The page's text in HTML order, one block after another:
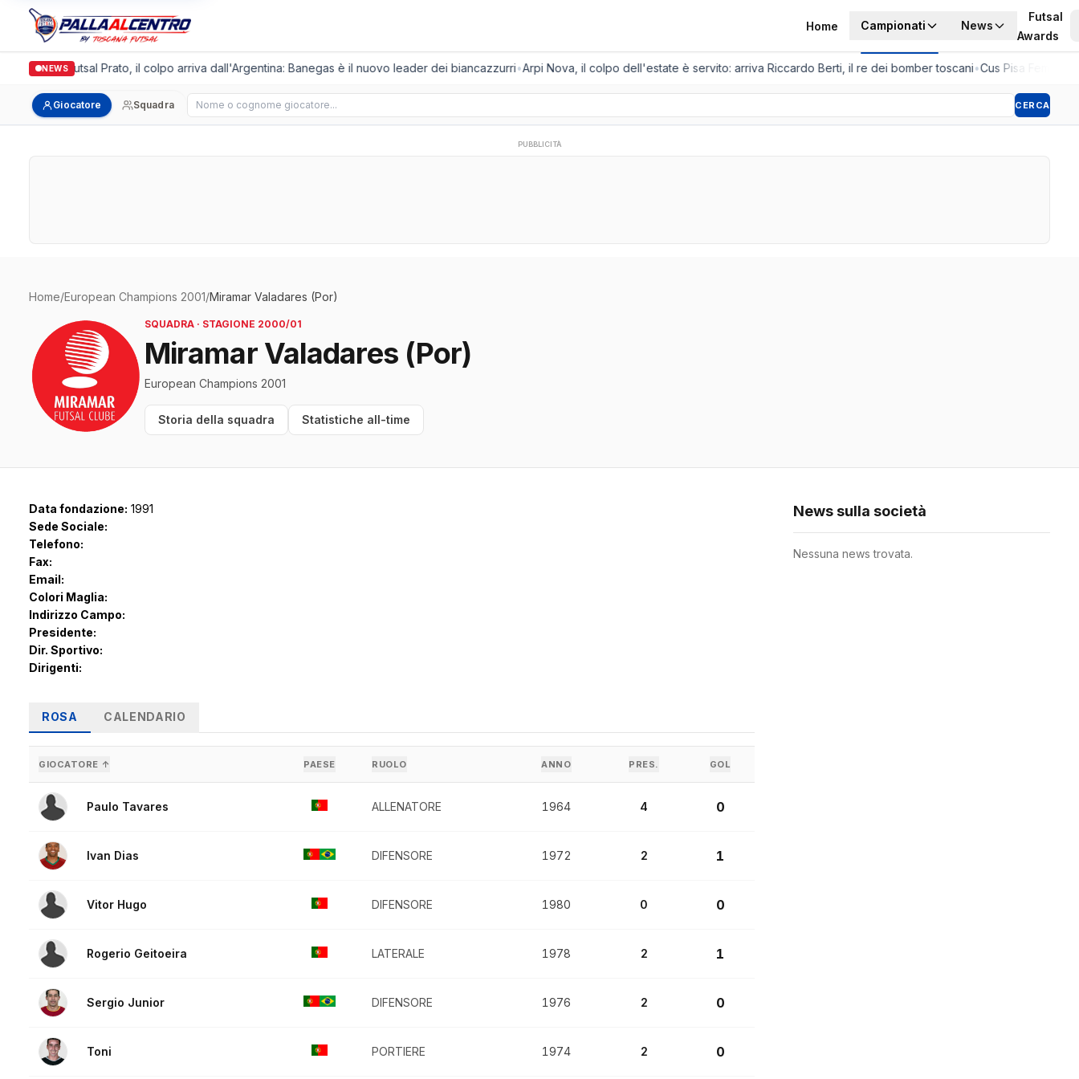
Home Campionati News
Futsal
Awards
NEWS
Italgronda Futsal Prato, il colpo arriva dall'Argentina: Banegas è il nuovo leader dei biancazzurri•Arpi Nova, il colpo dell'estate è servito: arriva Riccardo Berti, il re dei bomber toscani•Cus Pisa
Giocatore Squadra Cerca giocatore CERCA
PUBBLICITÀ
Home/European Champions 2001/Miramar Valadares (Por)
SQUADRA · STAGIONE 2000/01
Miramar Valadares (Por)
European Champions 2001
Storia della squadra Statistiche all-time
Data fondazione: 1991
Sede Sociale:
Telefono:
Fax:
Email:
Colori Maglia:
Indirizzo Campo:
Presidente:
Dir. Sportivo:
Dirigenti:
ROSA CALENDARIO
GIOCATORE ↑ PAESE RUOLO ANNO PRES. GOL
Paulo Tavares ALLENATORE 1964 4 0
Ivan Dias DIFENSORE 1972 2 1
Vitor Hugo DIFENSORE 1980 0 0
Rogerio Geitoeira LATERALE 1978 2 1
Sergio Junior DIFENSORE 1976 2 0
Toni PORTIERE 1974 2 0
News sulla società
Nessuna news trovata.